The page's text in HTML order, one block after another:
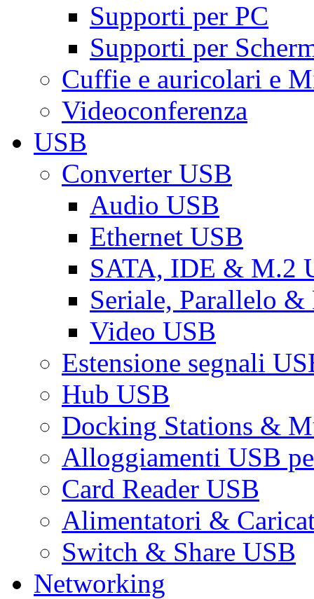
Supporti per PC
Supporti per
Cuffie e auricolari e
Videoconferenza
USB
Converter USB
Audio USB
Ethernet USB
SATA, IDE & M.2
Seriale, Parallelo &
Video USB
Estensione segnali
Hub USB
Docking Stations &
Alloggiamenti USB
Card Reader USB
Alimentatori &
Switch & Share USB
Networking